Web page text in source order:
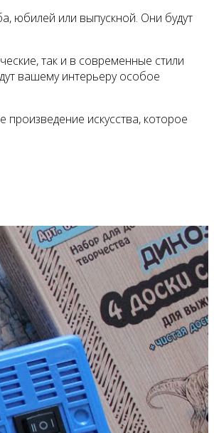
юбилей или выпускной. Они будут
так и в современные стили
вашему интерьеру особое
искусства, которое